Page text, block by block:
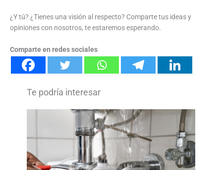
¿Y tú? ¿Tienes una visión al respecto? Comparte tus ideas y
opiniones con nosotros, te estaremos esperando.
Comparte en redes sociales